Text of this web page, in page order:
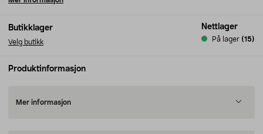
Butikklager
Velg butikk
Nettlager
På lager (15)
Produktinformasjon
Mer informasjon